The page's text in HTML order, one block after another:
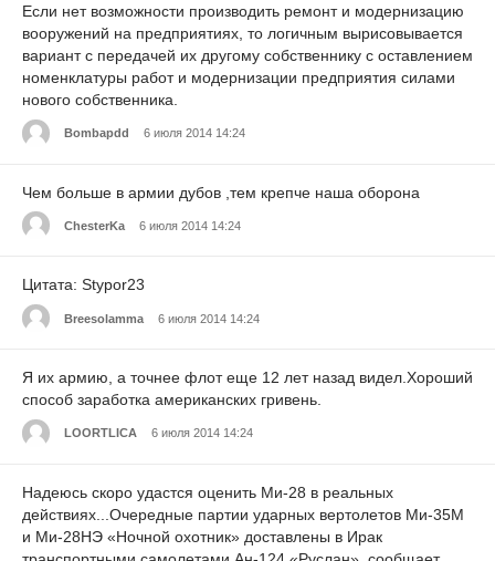
Если нет возможности производить ремонт и модернизацию
вооружений на предприятиях, то логичным вырисовывается
вариант с передачей их другому собственнику с оставлением
номенклатуры работ и модернизации предприятия силами
нового собственника.
Bombapdd 6 июля 2014 14:24
Чем больше в армии дубов ,тем крепче наша оборона
ChesterKa 6 июля 2014 14:24
Цитата: Stypor23
Breesolamma 6 июля 2014 14:24
Я их армию, а точнее флот еще 12 лет назад видел.Хороший
способ заработка американских гривень.
LOORTLICA 6 июля 2014 14:24
Надеюсь скоро удастся оценить Ми-28 в реальных
действиях...Очередные партии ударных вертолетов Ми-35М
и Ми-28НЭ «Ночной охотник» доставлены в Ирак